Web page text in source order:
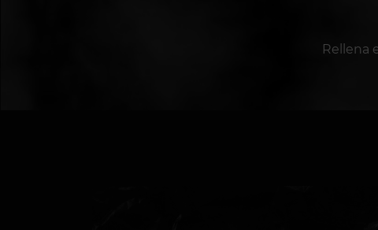
Rellena